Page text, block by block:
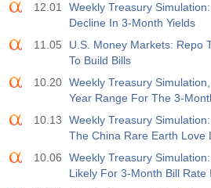
USD
Act
Fcst
$​11.44 B
Positions nettes non
Act
Fcst
USD
Positions nettes non
CFTC
Fcst
12.01
Weekly Treasury
Decline In 3-Month Yields
11.05
U.S. Money Markets: Repo
To Build Bills
10.20 Weekly Treasury
Year Range For The 3-
10.13
Weekly Treasury
The China Rare Earth Love
10.06
Weekly Treasury
Likely For 3-Month Bill Rate